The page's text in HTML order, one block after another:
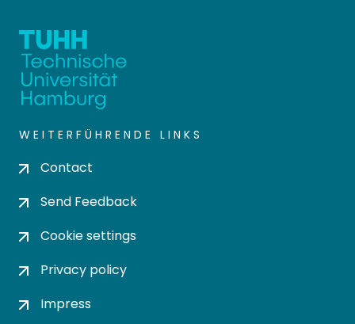
WEITERFÜHRENDE LINKS
Contact
Send Feedback
Cookie settings
Privacy policy
Impress